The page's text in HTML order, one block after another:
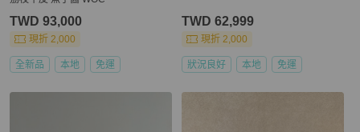
TWD 93,000
現折 2,000
全新品 本地 免運
TWD 62,999
現折 2,000
狀況良好 本地 免運